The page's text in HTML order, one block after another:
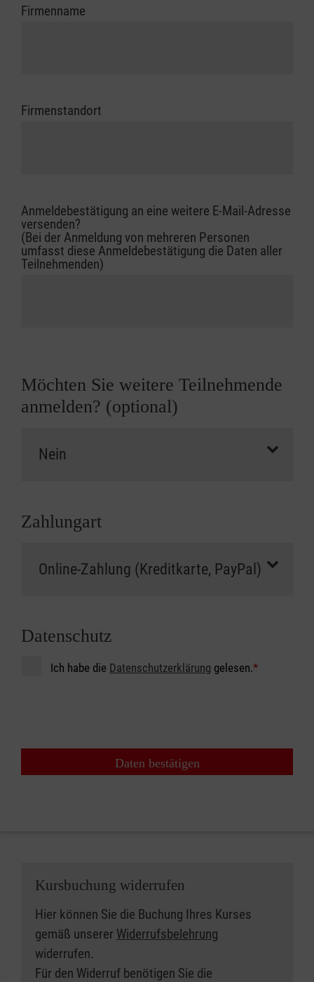
Firmenname
Firmenstandort
Anmeldebestätigung an eine weitere E-Mail-Adresse
versenden?
(Bei der Anmeldung von mehreren Personen
umfasst diese Anmeldebestätigung die Daten aller
Teilnehmenden)
Möchten Sie weitere Teilnehmende
anmelden? (optional)
Zahlungart
Datenschutz
Ich habe die Datenschutzerklärung gelesen.*
Daten bestätigen
Kursbuchung widerrufen
Hier können Sie die Buchung Ihres Kurses
gemäß unserer Widerrufsbelehrung
widerrufen.
Für den Widerruf benötigen Sie die